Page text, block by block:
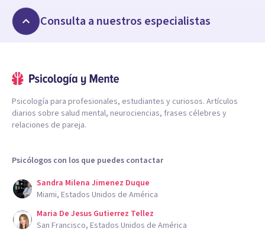
Consulta a nuestros especialistas
Psicología para profesionales, estudiantes y curiosos. Artículos
diarios sobre salud mental, neurociencias, frases célebres y
relaciones de pareja.
Psicólogos con los que puedes contactar
Sandra Milena Jimenez Duque
Miami, Estados Unidos de América
Maria De Jesus Gutierrez Tellez
San Francisco, Estados Unidos de América